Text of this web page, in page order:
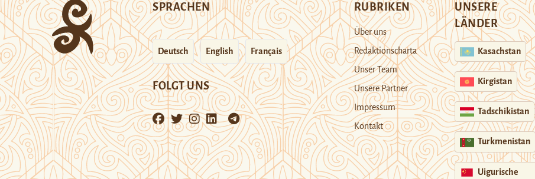
SPRACHEN
Deutsch English Français
FOLGT UNS
RUBRIKEN
Über uns
Redaktionscharta
Unser Team
Unsere Partner
Impressum
Kontakt
UNSERE
LÄNDER
Kasachstan
Kirgistan
Tadschikistan
Turkmenistan
Uigurische